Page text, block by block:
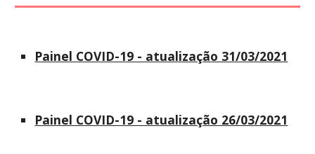
Painel COVID-19 - atualização 31/03/2021
Painel COVID-19 - atualização 26/03/2021